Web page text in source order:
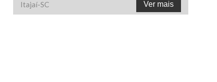
Itajaí-SC Ver mais